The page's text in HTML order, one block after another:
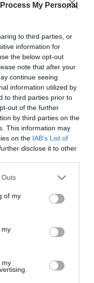
My Personal
to third parties, or
information for
the below opt-out
note that after your
continue seeing
information utilized by
to third parties prior to
out of the further
by third parties on the
This information may
on the IAB’s List of
disclose it to other
Outs
of my
my
my